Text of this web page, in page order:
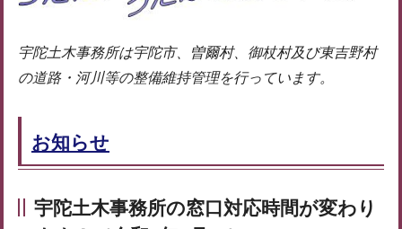
宇陀土木事務所は宇陀市、曽爾村、御杖村及び東吉野村
の道路・河川等の整備維持管理を行っています。
お知らせ
宇陀土木事務所の窓口対応時間が変わり